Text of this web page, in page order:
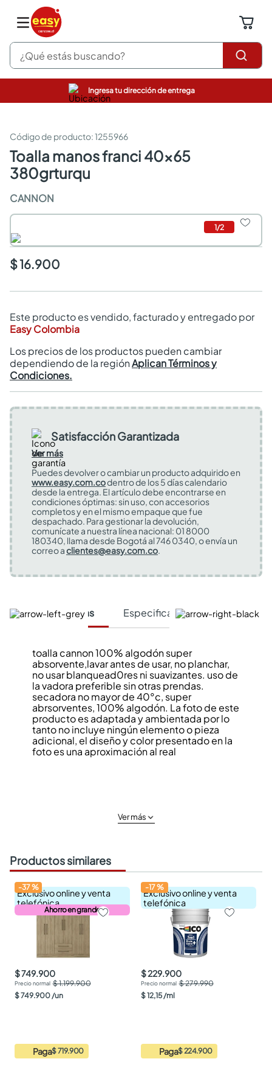
¿Qué estás buscando?
Ingresa tu dirección de entrega
:1255966
toalla manos franci 40x65
380grturqu
CANNON
1/2
$ 16.900
Este producto es vendido, facturado y entregado por
Easy Colombia
Los precios de los productos pueden cambiar
dependiendo de la regiónAplican Términos y
Condiciones.
Satisfacción Garantizada
Ver más
Puedes devolver o cambiar un producto adquirido en
www.easy.com.codentro de los 5 días calendario
desde la entrega. El artículo debe encontrarse en
condiciones óptimas: sin uso, con accesorios
completos y en el mismo empaque que fue
despachado. Para gestionar la devolución,
comunícate a nuestra línea nacional: 01 8000
180340, llama desde Bogotá al 746 0340, o envía un
correo aclientes@easy.com.co.
Características Especificaciones Técnicas
toalla cannon 100% algodón super
absorvente,lavar antes de usar, no planchar,
no usar blanquead0res ni suavizantes. uso de
la vadora preferible sin otras prendas.
secadora no mayor de 40°c, super
abrsorventes, 100% algodón. La foto de este
producto es adaptada y ambientada por lo
tanto no incluye ningún elemento o pieza
adicional, el diseño y color presentado en la
foto es una aproximación al real
Ver más
Productos similares
Exclusivo online y venta
telefónica
Ahorro en grande
-37%
$ 749.900
$ 1.199.900
$749.900 /un
Paga$ 719.900
Exclusivo online y venta
telefónica
-17%
$ 229.900
$ 279.990
$12,15 /ml
Paga$ 224.900
pinturas
sanitarios
comedor
escritorio
comedores
armarios closet